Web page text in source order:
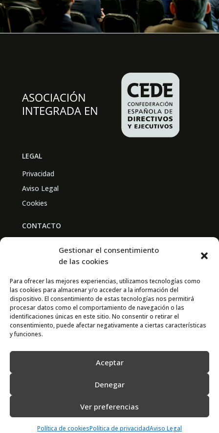
Gestionar el consentimiento
de las cookies
Para ofrecer las mejores experiencias, utilizamos tecnologías como
las cookies para almacenar y/o acceder a la información del
dispositivo. El consentimiento de estas tecnologías nos permitirá
procesar datos como el comportamiento de navegación o las
identificaciones únicas en este sitio. No consentir o retirar el
consentimiento, puede afectar negativamente a ciertas características
y funciones.
Aceptar
Denegar
Ver preferencias
Política de cookiesPolítica de privacidadAviso Legal
LEGAL
Privacidad
Aviso Legal
Cookies
CONTACTO
Av. Real Academia de Medicina
CONTACTO
667 841 238
info@adimur.es
2022 © Adimur · Asociación de Directivos de la Región de Murcia. Diseñada
porN7